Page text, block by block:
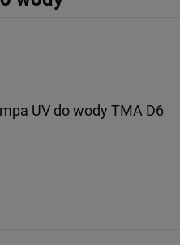
UV do wody TMA D6